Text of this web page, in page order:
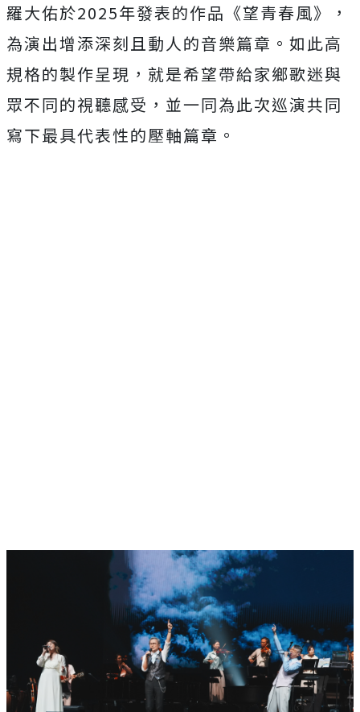
羅大佑於2025年發表的作品《望青春風》，
為演出增添深刻且動人的音樂篇章。如此高
規格的製作呈現，就是希望帶給家鄉歌迷與
眾不同的視聽感受，並一同為此次巡演共同
寫下最具代表性的壓軸篇章。